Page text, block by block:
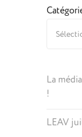
La
!
LEAV